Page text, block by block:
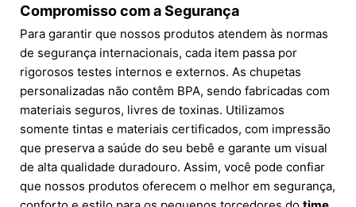
Compromisso com a Segurança
Para garantir que nossos produtos atendem às normas
de segurança internacionais, cada item passa por
rigorosos testes internos e externos. As chupetas
personalizadas não contêm BPA, sendo fabricadas com
materiais seguros, livres de toxinas. Utilizamos
somente tintas e materiais certificados, com impressão
que preserva a saúde do seu bebê e garante um visual
de alta qualidade duradouro. Assim, você pode confiar
que nossos produtos oferecem o melhor em segurança,